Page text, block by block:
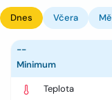
Dnes Včera
--
Minimum
Teplota